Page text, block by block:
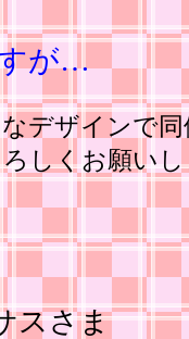
すが…
デザインで同
しくお願い
スさま